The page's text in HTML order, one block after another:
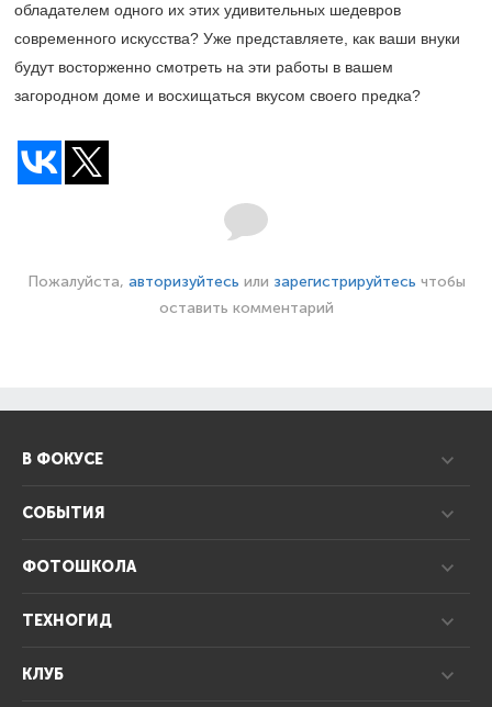
обладателем одного их этих удивительных шедевров
современного искусства? Уже представляете, как ваши внуки
будут восторженно смотреть на эти работы в вашем
загородном доме и восхищаться вкусом своего предка?
Пожалуйста, авторизуйтесь или зарегистрируйтесь чтобы
оставить комментарий
В ФОКУСЕ
СОБЫТИЯ
ФОТОШКОЛА
ТЕХНОГИД
КЛУБ